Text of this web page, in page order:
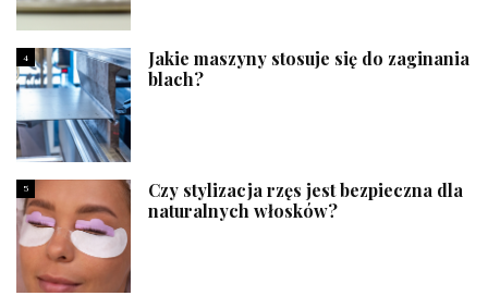
4
Jakie maszyny stosuje się do zaginania
blach?
5
Czy stylizacja rzęs jest bezpieczna dla
naturalnych włosków?